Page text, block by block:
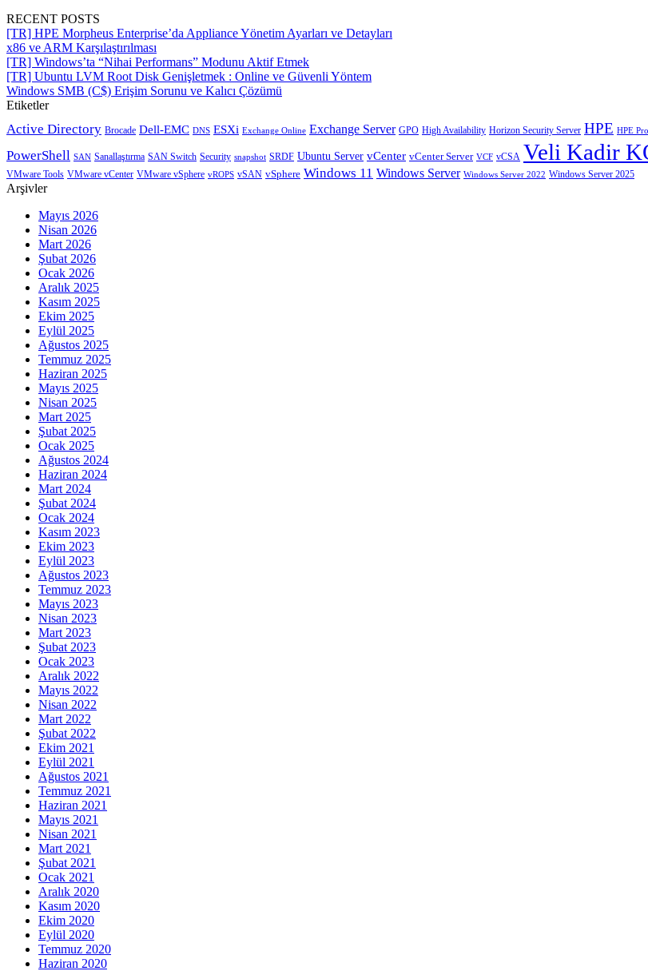
RECENT POSTS
[TR] HPE Morpheus Enterprise’da Appliance Yönetim Ayarları ve Detayları
x86 ve ARM Karşılaştırılması
[TR] Windows’ta “Nihai Performans” Modunu Aktif Etmek
[TR] Ubuntu LVM Root Disk Genişletmek : Online ve Güvenli Yöntem
Windows SMB (C$) Erişim Sorunu ve Kalıcı Çözümü
Etiketler
Active Directory Brocade Dell-EMC DNS ESXi Exchange Online Exchange Server GPO High Availability Horizon Security Server HPE HPE
PowerShell SAN Sanallaştırma SAN Switch Security snapshot SRDF Ubuntu Server vCenter vCenter Server VCF vCSA Veli Kadir
VMware Tools VMware vCenter VMware vSphere vROPS vSAN vSphere Windows 11 Windows Server Windows Server 2022 Windows Server 2025
Arşivler
Mayıs 2026
Nisan 2026
Mart 2026
Şubat 2026
Ocak 2026
Aralık 2025
Kasım 2025
Ekim 2025
Eylül 2025
Ağustos 2025
Temmuz 2025
Haziran 2025
Mayıs 2025
Nisan 2025
Mart 2025
Şubat 2025
Ocak 2025
Ağustos 2024
Haziran 2024
Mart 2024
Şubat 2024
Ocak 2024
Kasım 2023
Ekim 2023
Eylül 2023
Ağustos 2023
Temmuz 2023
Mayıs 2023
Nisan 2023
Mart 2023
Şubat 2023
Ocak 2023
Aralık 2022
Mayıs 2022
Nisan 2022
Mart 2022
Şubat 2022
Ekim 2021
Eylül 2021
Ağustos 2021
Temmuz 2021
Haziran 2021
Mayıs 2021
Nisan 2021
Mart 2021
Şubat 2021
Ocak 2021
Aralık 2020
Kasım 2020
Ekim 2020
Eylül 2020
Temmuz 2020
Haziran 2020